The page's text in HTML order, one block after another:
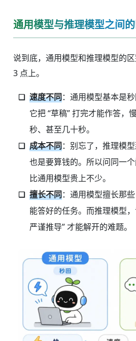
通用模型与推理模型之间
说到底，通用模型和推理模型的
3 点上。
速度不同：通用模型基本是
它把 “草稿” 打完才能作答，
秒、甚至几十秒。
成本不同：别忘了，推理模
也是要算钱的。所以问同一
比通用模型贵上不少。
擅长不同：通用模型擅长那
能答好的任务。而推理模型
严谨推导” 才能解开的难题。